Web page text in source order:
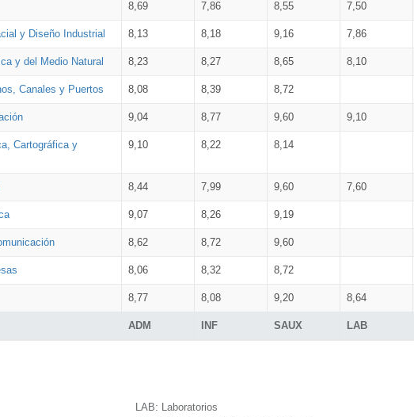
ADM INF SAUX LAB
8,69 7,86 8,55 7,50
y Diseño Industrial 8,13 8,18 9,16 7,86
y del Medio Natural 8,23 8,27 8,65 8,10
Canales y Puertos 8,08 8,39 8,72
9,04 8,77 9,60 9,10
Cartográfica y
9,10 8,22 8,14
8,44 7,99 9,60 7,60
9,07 8,26 9,19
8,62 8,72 9,60
8,06 8,32 8,72
8,77 8,08 9,20 8,64
LAB: Laboratorios